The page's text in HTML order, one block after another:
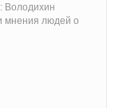
Володихин
мнения людей о